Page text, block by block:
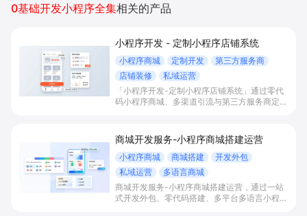
0基础开发小程序全集相关的产品
小程序开发 - 定制小程序店铺系统
小程序商城 定制开发
第三方服务商
店铺装修
私域运营
「小程序开发-定制小程序店铺系统」通过零代
码小程序商城、多渠道引流与第三方服务商定制
私域运营场景，提升获客与复购，实现线上生意
增长。
商城开发服务-小程序商城搭建运营
小程序商城 商城搭建
开发外包
私域运营
多语言商城
商城开发服务-小程序商城搭建运营，通过一站
式开发外包、零代码搭建、多平台多语言小程序